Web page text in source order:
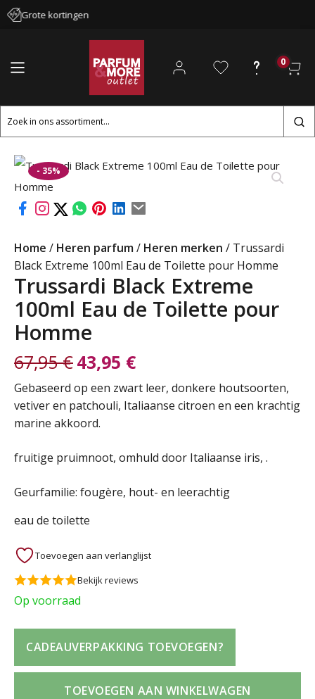
Grote kortingen
0
Zoeken
naar:
- 35%
Home / Heren parfum/ Heren merken / Trussardi
Black Extreme 100ml Eau de Toilette pour Homme
Trussardi Black Extreme
100ml Eau de Toilette pour
Homme
67,95€
Oorspronkelijke
prijs
was:
67,95 €.
43,95 €
Huidige
prijs
is:
43,95 €.
Gebaseerd op een zwart leer, donkere houtsoorten,
vetiver en patchouli, Italiaanse citroen en een krachtig
marine akkoord.
fruitige pruimnoot, omhuld door Italiaanse iris, .
Geurfamilie: fougère, hout- en leerachtig
eau de toilette
Toevoegen aan verlanglijst
Bekijk reviews
Op voorraad
CADEAUVERPAKKING TOEVOEGEN?
TOEVOEGEN AAN WINKELWAGEN